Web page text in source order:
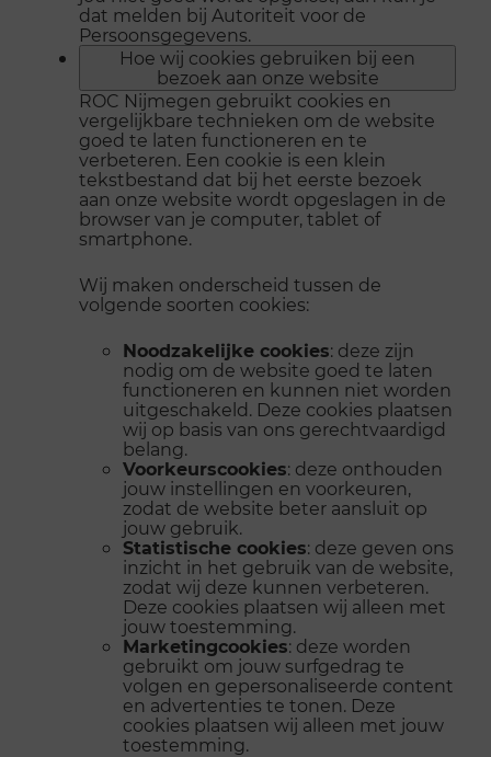
dat melden bij Autoriteit voor de
Persoonsgegevens.
Hoe wij cookies gebruiken bij een
bezoek aan onze website
ROC Nijmegen gebruikt cookies en
vergelijkbare technieken om de website
goed te laten functioneren en te
verbeteren. Een cookie is een klein
tekstbestand dat bij het eerste bezoek
aan onze website wordt opgeslagen in de
browser van je computer, tablet of
smartphone.
Wij maken onderscheid tussen de
volgende soorten cookies:
Noodzakelijke cookies: deze zijn
nodig om de website goed te laten
functioneren en kunnen niet worden
uitgeschakeld. Deze cookies plaatsen
wij op basis van ons gerechtvaardigd
belang.
Voorkeurscookies: deze onthouden
jouw instellingen en voorkeuren,
zodat de website beter aansluit op
jouw gebruik.
Statistische cookies: deze geven ons
inzicht in het gebruik van de website,
zodat wij deze kunnen verbeteren.
Deze cookies plaatsen wij alleen met
jouw toestemming.
Marketingcookies: deze worden
gebruikt om jouw surfgedrag te
volgen en gepersonaliseerde content
en advertenties te tonen. Deze
cookies plaatsen wij alleen met jouw
toestemming.